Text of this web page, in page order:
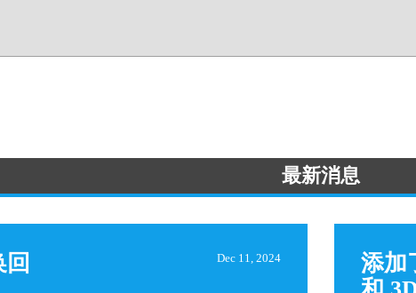
最新消息
Dec 11, 2024
添加